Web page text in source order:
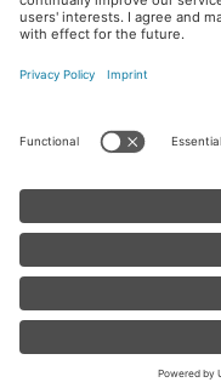
powered
Webdesign